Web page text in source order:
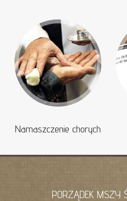
Namaszczenie chorych
PORZĄDEK MSZY